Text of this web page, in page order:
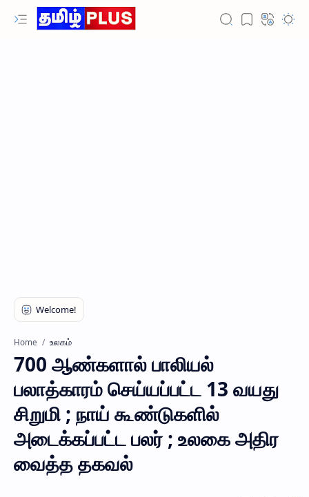
Home உலகம்
700 ஆண்களால் பாலியல்
பலாத்காரம் செய்யப்பட்ட 13 வயது
சிறுமி ; நாய் கூண்டுகளில்
அடைக்கப்பட்ட பலர் ; உலகை அதிர
வைத்த தகவல்